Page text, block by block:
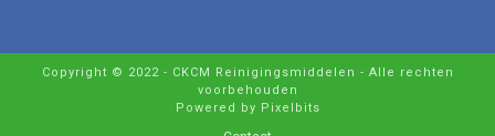
Copyright © 2022 - CKCM Reinigingsmiddelen - Alle rechten
voorbehouden
Powered by Pixelbits